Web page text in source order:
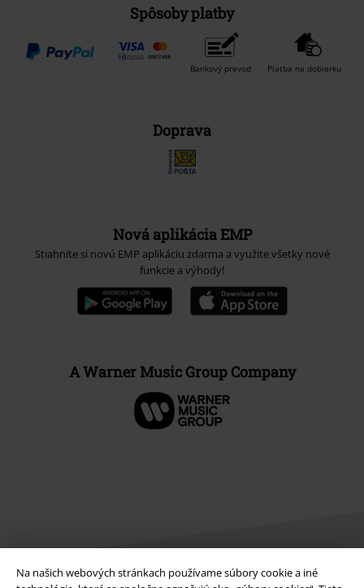
Na našich webových stránkach používame súbory cookie a iné
Spôsoby platby
Bankový prevod Platba na dobierku
Doprava
Nová aplikácia EMP
Stiahnite si novú EMP aplikáciu zdarma a využite všetky nové
funkcie a výhody!
A Warner Music Group Company